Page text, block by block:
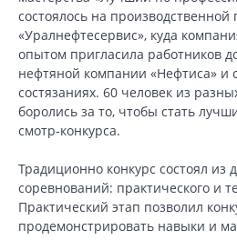
состоялось на
«Уралнефтесервис», куда
опытом пригласила работников
нефтяной компании «Нефтиса» и
состязаниях. 60 человек из
боролись за то, чтобы стать
смотр-конкурса.
Традиционно конкурс состоял из
соревнований: практического и
Практический этап позволил
продемонстрировать навыки и